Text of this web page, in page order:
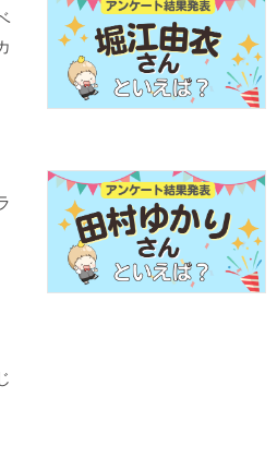
櫛名アンナ
羽川翼
オーレ・F・ビス